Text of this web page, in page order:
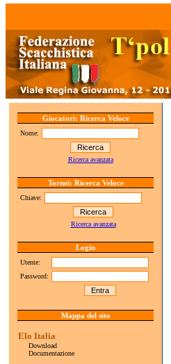
Giocatori: Ricerca Veloce
Nome:
Ricerca avanzata
Tornei: Ricerca Veloce
Chiave:
Ricerca avanzata
Login
Utente:
Password:
Mappa del sito
Elo Italia
Download
Documentazione